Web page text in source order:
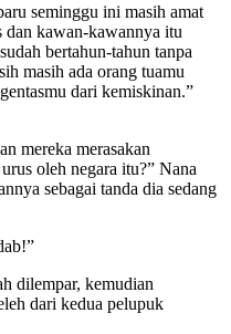
seminggu ini masih amat
dan kawan-kawannya itu
bertahun-tahun tanpa
masih ada orang tuamu
dari kemiskinan.”
mereka merasakan
oleh negara itu?” Nana
sebagai tanda dia sedang
dilempar, kemudian
dari kedua pelupuk